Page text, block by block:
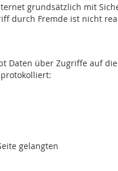
grundsätzlich mit
durch Fremde ist nicht
Daten über Zugriffe auf
protokolliert:
gelangten